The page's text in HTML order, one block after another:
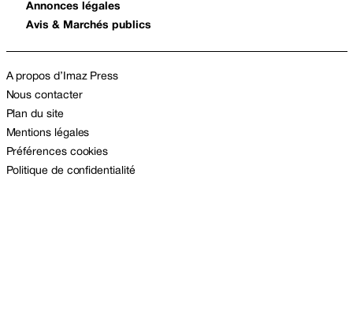
Annonces légales
Avis & Marchés publics
A propos d’Imaz Press
Nous contacter
Plan du site
Mentions légales
Préférences cookies
Politique de confidentialité